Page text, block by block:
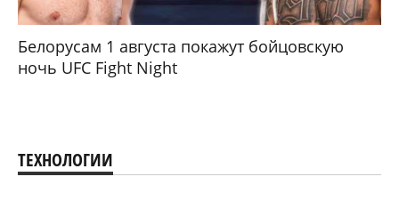
Белорусам 1 августа покажут бойцовскую
ночь UFC Fight Night
ТЕХНОЛОГИИ